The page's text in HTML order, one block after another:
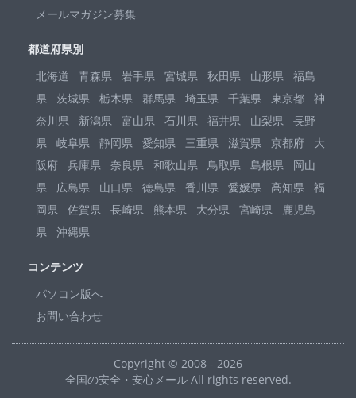
メールマガジン募集
都道府県別
北海道
青森県 岩手県 宮城県 秋田県 山形県
福島
県
茨城県 栃木県 群馬県 埼玉県 千葉県 東京都
神
奈川県
新潟県 富山県 石川県 福井県 山梨県
長野
県
岐阜県 静岡県 愛知県 三重県 滋賀県 京都府
大
阪府
兵庫県 奈良県 和歌山県 鳥取県 島根県
岡山
県
広島県 山口県 徳島県 香川県 愛媛県 高知県
福
岡県
佐賀県 長崎県 熊本県 大分県 宮崎県
鹿児島
県
沖縄県
コンテンツ
パソコン版へ
お問い合わせ
Copyright © 2008 - 2026
全国の安全・安心メール All rights reserved.